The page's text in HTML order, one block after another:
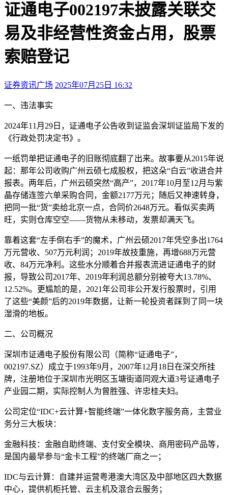
证通电子002197未披露关联交
易及非经营性资金占用，股票
索赔登记
证券资讯广场 2025年07月25日 16:32
一、违法事实
2024年11月29日，证通电子公告收到证监会深圳证监局下发的
《行政处罚决定书》。
一纸罚单把证通电子的旧账彻底翻了出来。故事要从2015年说
起：那年公司收购广州云硕七成股权，把这朵“白云”收进合并
报表。两年后，广州云硕突然“高产”，2017年10月至12月与紫
晶存储连签六单采购合同，金额2177万元；随后又神速转身，
把同一批“货”卖给北京一点，合同价2648万元。看似买卖两
旺，实则仓库空空——货物从未移动，发票却满天飞。
靠着这套“左手倒右手”的魔术，广州云硕2017年凭空多出1764
万元营收、507万元利润；2019年故技重施，再增688万元营
收、84万元净利。这些水分顺着合并报表流进证通电子的财
报，导致公司2017年、2019年利润总额分别被夸大13.78%、
12.52%。更尴尬的是，2021年公司非公开发行股票时，引用
了这些“美颜”后的2019年数据，让新一轮投资者踩到了同一块
湿滑的地板。
二、公司概况
深圳市证通电子股份有限公司（简称“证通电子”，
002197.SZ）成立于1993年9月，2007年12月18日在深交所挂
牌，注册地位于深圳市光明区玉塘街道同观大道3号证通电子
产业园二期，实际控制人为曾胜强、许忠桂夫妇。
公司定位“IDC+云计算+智能终端”一体化数字服务商，主营业
务分三大板块：
金融科技：金融自助终端、支付安全模块、商用密码产品等，
是国内最早参与“金卡工程”的终端厂商之一；
IDC与云计算：自建并运营粤港澳大湾区及中部地区四大数据
中心，提供机柜托管、云主机及混合云服务；